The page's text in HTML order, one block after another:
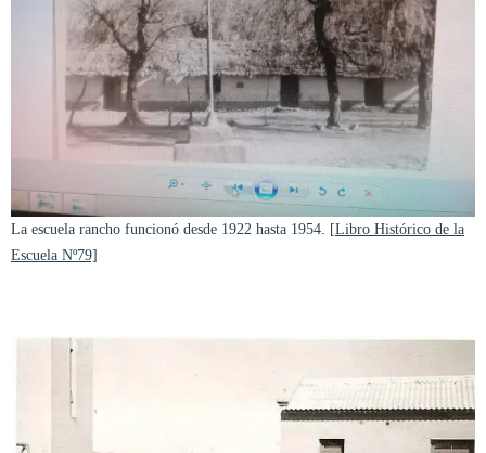
La escuela rancho funcionó desde 1922 hasta 1954. [Libro Histórico de la
Escuela Nº79]